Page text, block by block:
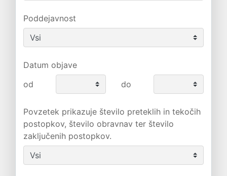
Poddejavnost
Datum objave
od
do
Povzetek prikazuje število preteklih in tekočih
postopkov, število obravnav ter število
zaključenih postopkov.